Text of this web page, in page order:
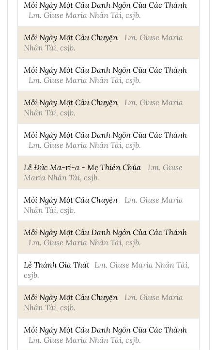
Mỗi Ngày Một Câu Danh Ngôn Của Các Thánh
Lm. Giuse Maria Nhân Tài, csjb.
Mỗi Ngày Một Câu Chuyện
Lm. Giuse Maria
Nhân Tài, csjb.
Mỗi Ngày Một Câu Danh Ngôn Của Các Thánh
Lm. Giuse Maria Nhân Tài, csjb.
Mỗi Ngày Một Câu Chuyện
Lm. Giuse Maria
Nhân Tài, csjb.
Mỗi Ngày Một Câu Danh Ngôn Của Các Thánh
Lm. Giuse Maria Nhân Tài, csjb.
Lễ Đức Ma-ri-a - Mẹ Thiên Chúa
Lm. Giuse
Maria Nhân Tài, csjb.
Mỗi Ngày Một Câu Chuyện
Lm. Giuse Maria
Nhân Tài, csjb.
Mỗi Ngày Một Câu Danh Ngôn Của Các Thánh
Lm. Giuse Maria Nhân Tài, csjb.
Lễ Thánh Gia Thất Lm. Giuse Maria Nhân Tài,
csjb.
Mỗi Ngày Một Câu Chuyện
Lm. Giuse Maria
Nhân Tài, csjb.
Mỗi Ngày Một Câu Danh Ngôn Của Các Thánh
Lm. Giuse Maria Nhân Tài, csjb.